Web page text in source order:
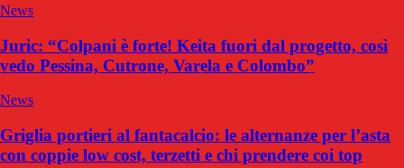
News
Juric: “Colpani è forte! Keita fuori dal progetto, così
vedo Pessina, Cutrone, Varela e Colombo”
News
Griglia portieri al fantacalcio: le alternanze per l’asta
con coppie low cost, terzetti e chi prendere coi top